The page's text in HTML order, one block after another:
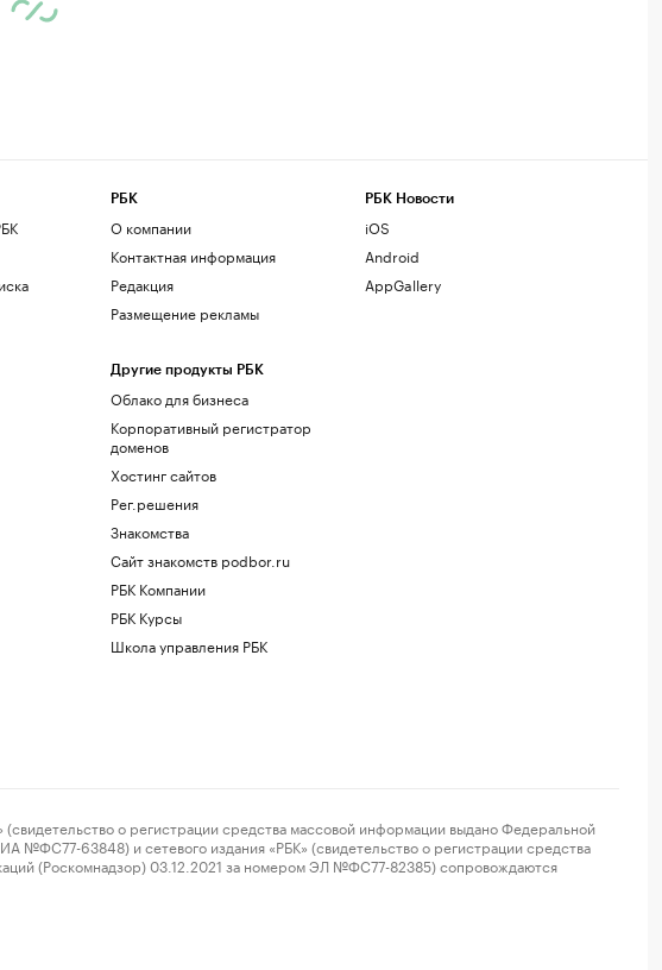
РБК
О компании
Контактная информация
Редакция
Размещение рекламы
Другие продукты РБК
Облако для бизнеса
Корпоративный регистратор
доменов
Хостинг сайтов
Рег.решения
Знакомства
Сайт знакомств podbor.ru
РБК Компании
РБК Курсы
Школа управления РБК
РБК Новости
iOS
Android
AppGallery
о регистрации средства массовой информации выдано Федеральной
№ФС77-63848) и сетевого издания «РБК» (свидетельство о регистрации средства
(Роскомнадзор) 03.12.2021 за номером ЭЛ №ФС77-82385) сопровождаются